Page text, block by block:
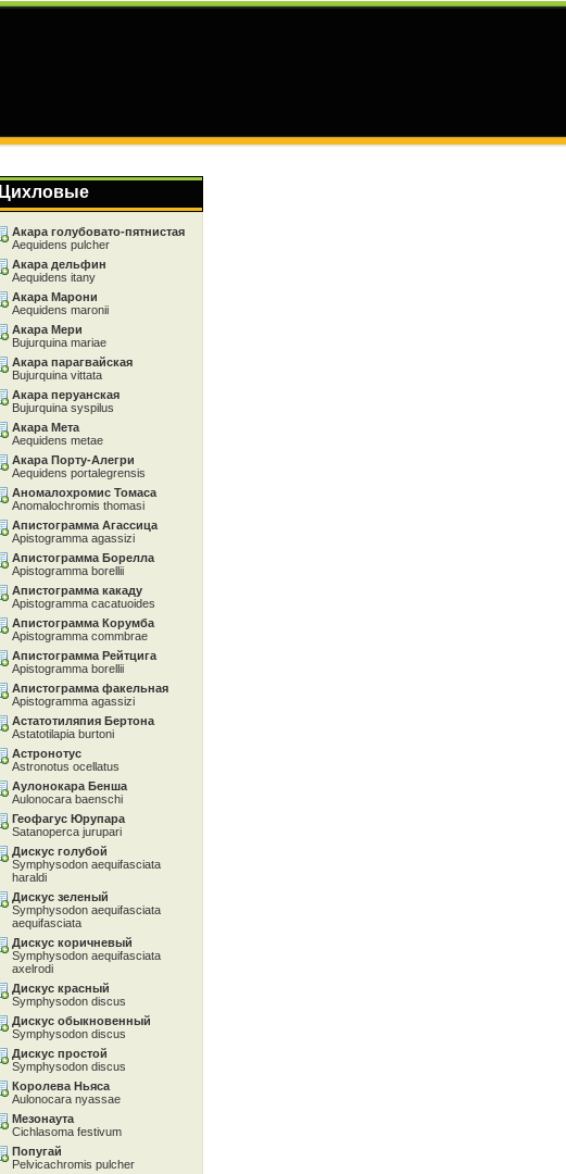
Цихловые
Акара голубовато-пятнистая
Aequidens pulcher
Акара дельфин
Aequidens itany
Акара Марони
Aequidens maronii
Акара Мери
Bujurquina mariae
Акара парагвайская
Bujurquina vittata
Акара перуанская
Bujurquina syspilus
Акара Мета
Aequidens metae
Акара Порту-Алегри
Aequidens portalegrensis
Аномалохромис Томаса
Anomalochromis thomasi
Апистограмма Агассица
Apistogramma agassizi
Апистограмма Борелла
Apistogramma borellii
Апистограмма какаду
Apistogramma cacatuoides
Апистограмма Корумба
Apistogramma commbrae
Апистограмма Рейтцига
Apistogramma borellii
Апистограмма факельная
Apistogramma agassizi
Астатотиляпия Бертона
Astatotilapia burtoni
Астронотус
Astronotus ocellatus
Аулонокара Бенша
Aulonocara baenschi
Геофагус Юрупара
Satanoperca jurupari
Дискус голубой
Symphysodon aequifasciata
haraldi
Дискус зеленый
Symphysodon aequifasciata
aequifasciata
Дискус коричневый
Symphysodon aequifasciata
axelrodi
Дискус красный
Symphysodon discus
Дискус обыкновенный
Symphysodon discus
Дискус простой
Symphysodon discus
Королева Ньяса
Aulonocara nyassae
Мезонаута
Cichlasoma festivum
Попугай
Pelvicachromis pulcher